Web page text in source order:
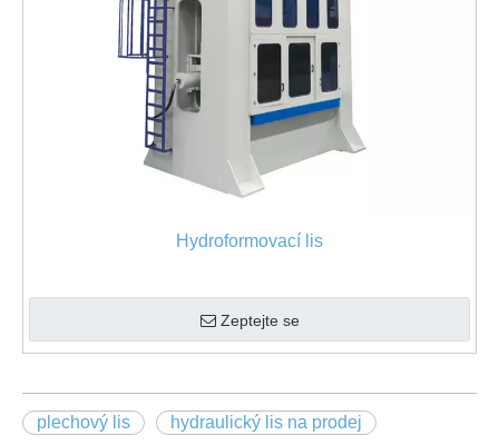
Hydroformovací lis
Zeptejte se
plechový lis
hydraulický lis na prodej